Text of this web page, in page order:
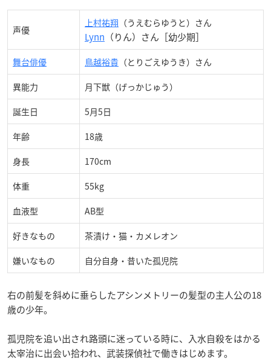
声優
上村祐翔 （うえむらゆうと）さん
Lynn （りん）さん［幼少期］
舞台俳優 鳥越裕貴 （とりごえゆうき）さん
異能力 月下獣（げっかじゅう）
誕生日 5月5日
年齢 18歳
身長 170cm
体重 55kg
血液型 AB型
好きなもの 茶漬け・猫・カメレオン
嫌いなもの 自分自身・昔いた孤児院
右の前髪を斜めに垂らしたアシンメトリーの髪型の主人公の18
歳の少年。
孤児院を追い出され路頭に迷っている時に、入水自殺をはかる
太宰治に出会い拾われ、武装探偵社で働きはじめます。